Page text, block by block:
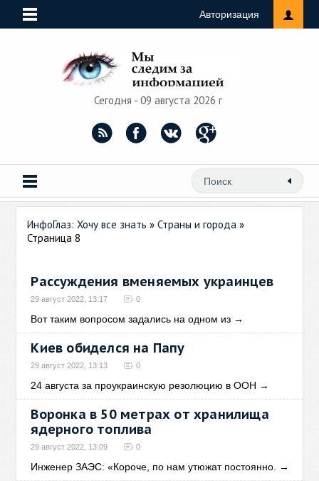
Авторизация
Сегодня - 09 августа 2026 г
ИнфоГлаз: Хочу все знать »Страны и города »
Страница 8
Рассуждения вменяемых украинцев
29 август 2022, 13:17 0
Вот таким вопросом задались на одном из →
Киев обиделся на Папу
29 август 2022, 13:13 0
24 августа за проукраинскую резолюцию в ООН →
Воронка в 50 метрах от хранилища
ядерного топлива
29 август 2022, 13:09 0
Инженер ЗАЭС: «Короче, по нам утюжат постоянно. →